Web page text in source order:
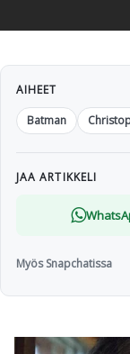
AIHEET
Batman
JAA ARTIKKELI
Myös Snapchatissa